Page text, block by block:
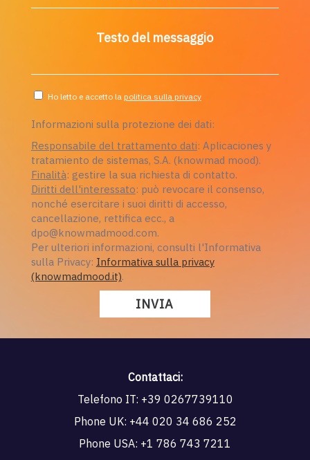
Testo del messaggio
Ho letto e accetto la politica sulla privacy
Informazioni sulla protezione dei dati:
Responsabile del trattamento dati: Aplicaciones y
tratamiento de sistemas, S.A. (knowmad mood).
Finalità: gestire la sua richiesta di contatto.
Diritti dell'interessato: può revocare il consenso,
nonché esercitare i suoi diritti di accesso,
cancellazione, rettifica ecc., a
dpo@knowmadmood.com.
Per ulteriori informazioni, consulti l'Informativa
sulla Privacy: Informativa sulla privacy
(knowmadmood.it).
Contattaci:
Telefono IT: +39 0267739110
Phone UK: +44 020 34 686 252
Phone USA: +1 786 743 7211